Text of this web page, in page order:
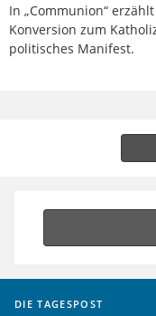
In „Communion“
Konversion zum
politisches Manifest.
DIE TAGESPOST